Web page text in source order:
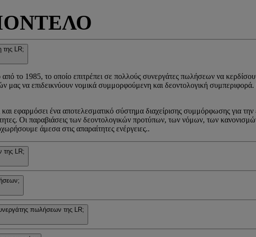
της LR;
το 1985, το οποίο επιτρέπει σε πολλούς συνεργάτες πωλήσεων να
μας να επιδεικνύουν νομικά συμμορφούμενη και δεοντολογική
εφαρμόσει ένα αποτελεσματικό σύστημα διαχείρισης συμμόρφωσης για
Οι παραβιάσεις των δεοντολογικών προτύπων, των νόμων, των
άμεσα στις απαραίτητες ενέργειες..
της LR;
πωλήσεων της LR;